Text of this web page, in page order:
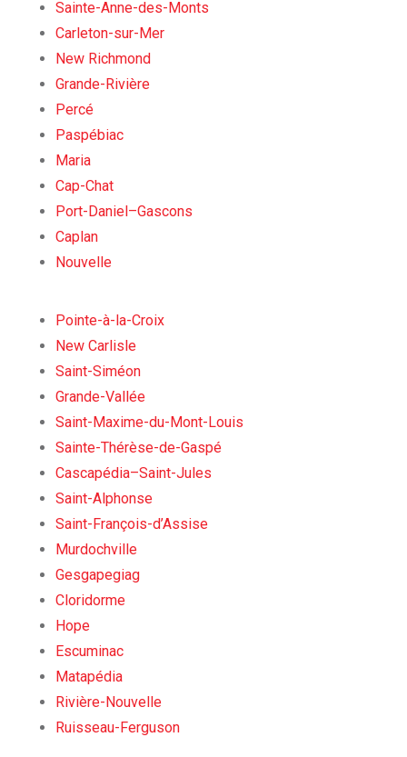
Sainte-Anne-des-Monts
Carleton-sur-Mer
New Richmond
Grande-Rivière
Percé
Paspébiac
Maria
Cap-Chat
Port-Daniel–Gascons
Caplan
Nouvelle
Pointe-à-la-Croix
New Carlisle
Saint-Siméon
Grande-Vallée
Saint-Maxime-du-Mont-Louis
Sainte-Thérèse-de-Gaspé
Cascapédia–Saint-Jules
Saint-Alphonse
Saint-François-d’Assise
Murdochville
Gesgapegiag
Cloridorme
Hope
Escuminac
Matapédia
Rivière-Nouvelle
Ruisseau-Ferguson